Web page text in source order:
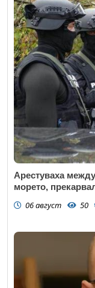
Арестуваха
морето,
06 август 50